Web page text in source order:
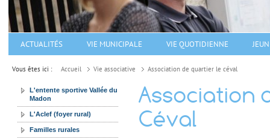
ACTUALITÉS VIE MUNICIPALE VIE QUOTIDIENNE
Vous êtes ici : Accueil Vie associative Association de quartier le céval
L'entente sportive Vallée du
Madon
L'Aclef (foyer rural)
Familles rurales
Association
Céval